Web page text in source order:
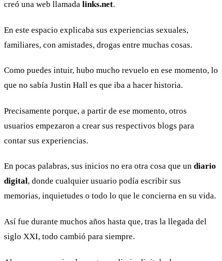
creó una web llamada links.net.
En este espacio explicaba sus experiencias sexuales,
familiares, con amistades, drogas entre muchas cosas.
Como puedes intuir, hubo mucho revuelo en ese momento, lo
que no sabía Justin Hall es que iba a hacer historia.
Precisamente porque, a partir de ese momento, otros
usuarios empezaron a crear sus respectivos blogs para
contar sus experiencias.
En pocas palabras, sus inicios no era otra cosa que un diario
digital, donde cualquier usuario podía escribir sus
memorias, inquietudes o todo lo que le concierna en su vida.
Así fue durante muchos años hasta que, tras la llegada del
siglo XXI, todo cambió para siempre.